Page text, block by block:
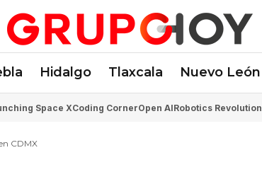
Hidalgo Tlaxcala Nuevo León
Space XCoding CornerOpen AIRobotics Revolution
CDMX